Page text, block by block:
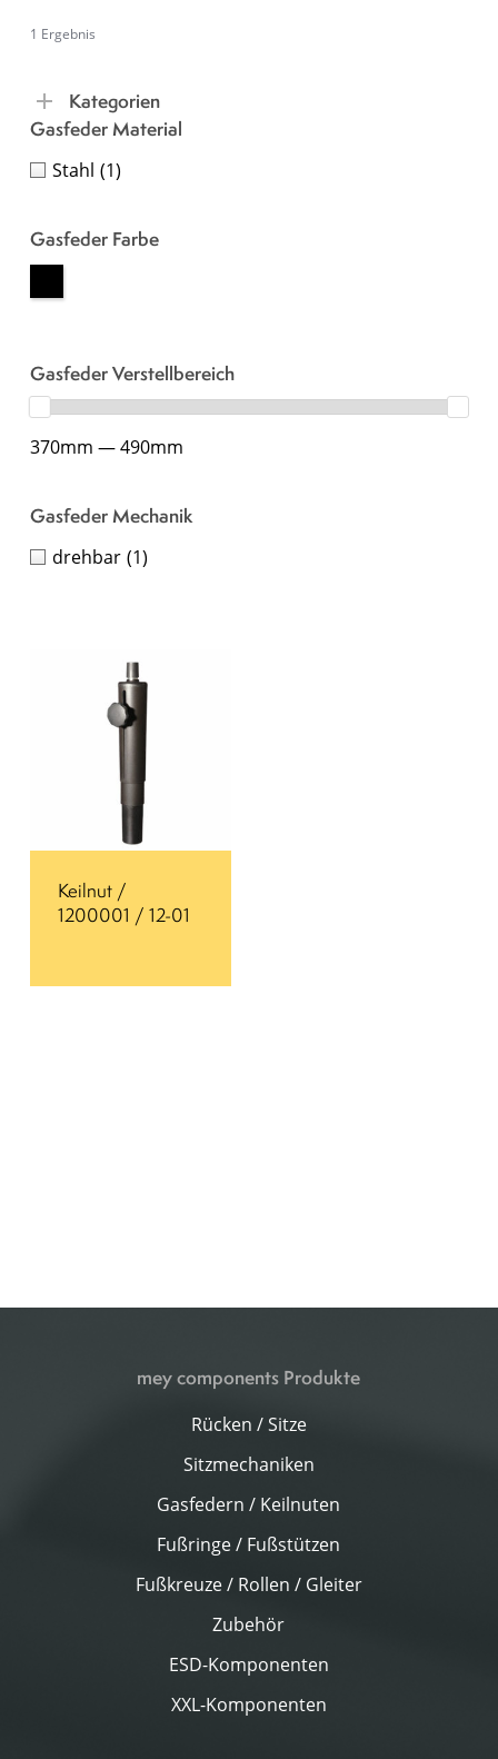
1 Ergebnis
Kategorien
Gasfeder Material
Stahl (1)
Gasfeder Farbe
Gasfeder Verstellbereich
370mm — 490mm
Gasfeder Mechanik
drehbar (1)
Keilnut /
1200001 / 12-01
mey components Produkte
Rücken / Sitze
Sitzmechaniken
Gasfedern / Keilnuten
Fußringe / Fußstützen
Fußkreuze / Rollen / Gleiter
Zubehör
ESD-Komponenten
XXL-Komponenten